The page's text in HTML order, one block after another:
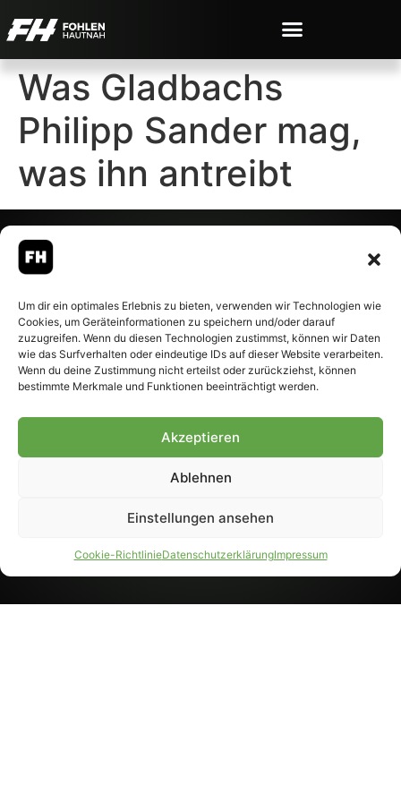
Um dir ein optimales Erlebnis zu bieten, verwenden wir Technologien wie
Cookies, um Geräteinformationen zu speichern und/oder darauf
zuzugreifen. Wenn du diesen Technologien zustimmst, können wir Daten
wie das Surfverhalten oder eindeutige IDs auf dieser Website verarbeiten.
Wenn du deine Zustimmung nicht erteilst oder zurückziehst, können
bestimmte Merkmale und Funktionen beeinträchtigt werden.
Akzeptieren
Ablehnen
Einstellungen ansehen
Cookie-RichtlinieDatenschutzerklärungImpressum
Was Gladbachs
Philipp Sander mag,
was ihn antreibt
– Alle rechte vorbehalten.
Fohlen-Hautnah.de ist ein
offiziell eingetragenes Magazin
bei der Deutschen
Nationalbibliothek (ISSN 1868-
Weiterverarbeitung, auch
Genehmigung.
PARTNER WERDEN
AGB